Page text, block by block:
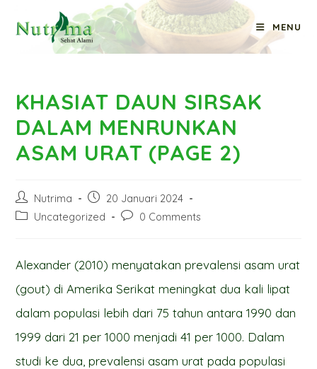
MENU
Blog
KHASIAT DAUN SIRSAK
DALAM MENRUNKAN
ASAM URAT (PAGE 2)
Post
author:
Nutrima
Post
published:
20 Januari 2024
PostUncategorized
Post0 Comments
Alexander (2010) menyatakan prevalensi asam urat
(gout) di Amerika Serikat meningkat dua kali lipat
dalam populasi lebih dari 75 tahun antara 1990 dan
1999 dari 21 per 1000 menjadi 41 per 1000. Dalam
studi ke dua, prevalensi asam urat pada populasi